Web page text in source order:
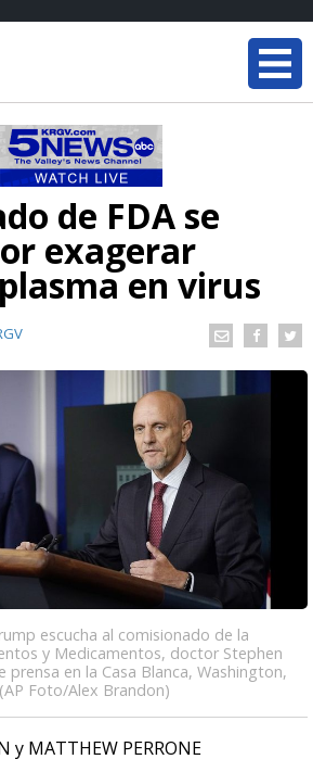
de FDA se
exagerar
en virus
escucha al comisionado de la
y Medicamentos, doctor Stephen
prensa en la Casa Blanca, Washington,
Foto/Alex Brandon)
y MATTHEW PERRONE